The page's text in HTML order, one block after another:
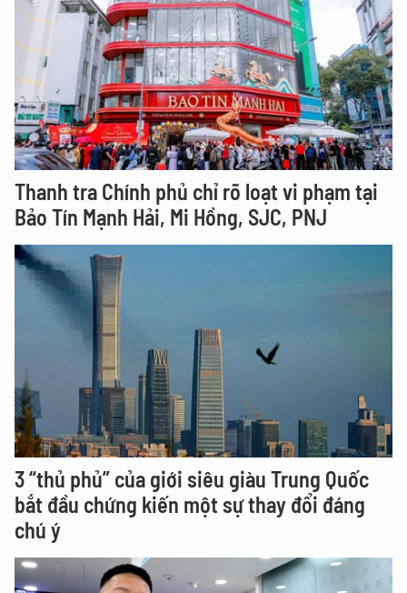
Thanh tra Chính phủ chỉ rõ loạt vi phạm tại
Bảo Tín Mạnh Hải, Mi Hồng, SJC, PNJ
3 “thủ phủ” của giới siêu giàu Trung Quốc
bắt đầu chứng kiến một sự thay đổi đáng
chú ý